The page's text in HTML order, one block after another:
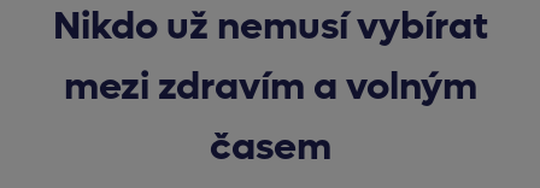
Nikdo už nemusí vybírat
mezi zdravím a volným
časem